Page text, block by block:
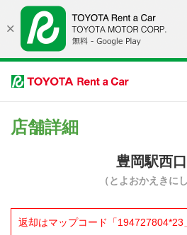
店舗詳細
豊岡駅西
（とよおかえきに
返却はマップコード「194727804*23